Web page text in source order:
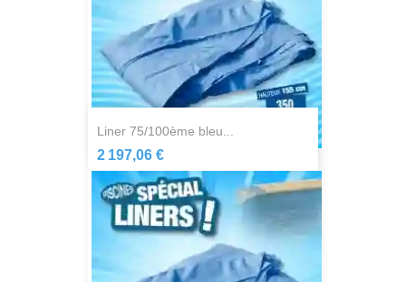
liner 75/100ème bleu...
2 197,06 €